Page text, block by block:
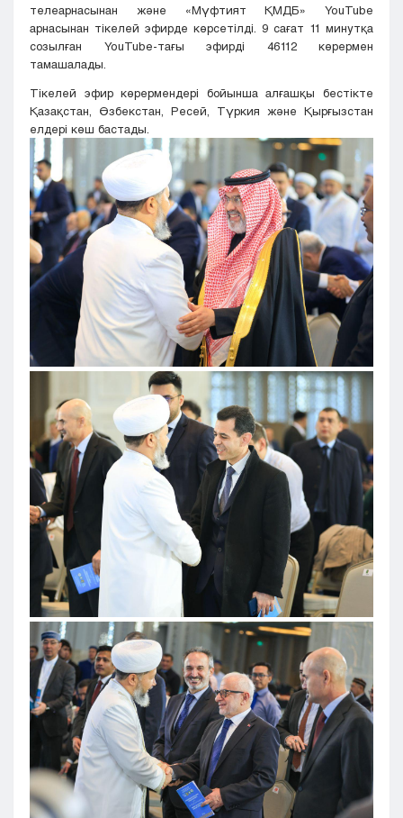
телеарнасынан және «Мүфтият ҚМДБ» YouTube
арнасынан тікелей эфирде көрсетілді. 9 сағат 11 минутқа
созылған YouTube-тағы эфирді 46112 көрермен
тамашалады.
Тікелей эфир көрермендері бойынша алғашқы бестікте
Қазақстан, Өзбекстан, Ресей, Түркия және Қырғызстан
елдері көш бастады.